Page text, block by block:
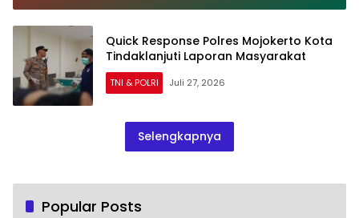
Quick Response Polres Mojokerto Kota
Tindaklanjuti Laporan Masyarakat
TNI & POLRI Juli 27, 2026
Selengkapnya
Popular Posts